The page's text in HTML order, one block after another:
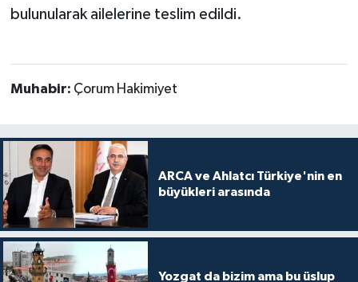
bulunularak ailelerine teslim edildi.
Muhabir: Çorum Hakimiyet
ARCA ve Ahlatcı Türkiye'nin en
büyükleri arasında
Yozgat da bizim ama bu üslup